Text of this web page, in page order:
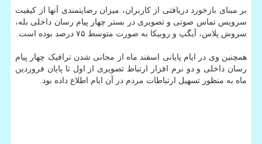
بر مبنای بازخورد دریافتی از کاربران، میزان رضایتمندی آنها از کیفیت
سرویس تماس صوتی و تصویری در بستر چهار پیام رسان داخلی بله،
سروش پلاس، آیگپ و روبیکا به صورت متوسط ۷۵ درصد بوده است.
همچنین وی در ایام پایانی اسفند ماه از مجانی شدن ترافیک چهار پیام
رسان داخلی و دو نرم افزار ارتباط تصویری از اول تا پایان فروردین
ماه به منظور تسهیل ارتباطات مردم در آن ایام اطلاع داده بود.